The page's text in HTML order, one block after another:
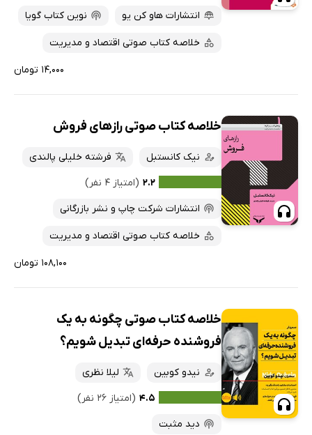
ارزان ترین‌هاانتشارات هاو کن یو
نوین کتاب گویا
خلاصه کتاب صوتی اقتصاد و مدیریت
۱۴,۰۰۰ تومان
خلاصه کتاب صوتی رازهای فروش
نیک کانستبل
فرشته خلیلی پالندی
۲.۲ (امتیاز ۴ نفر)
انتشارات شرکت چاپ و نشر بازرگانی
خلاصه کتاب صوتی اقتصاد و مدیریت
۱۰۸,۱۰۰ تومان
خلاصه کتاب صوتی چگونه به یک
فروشنده حرفه‌ای تبدیل شویم؟
نیدو کوبین
لیلا نظری
۴.۵ (امتیاز ۲۶ نفر)
دید مثبت